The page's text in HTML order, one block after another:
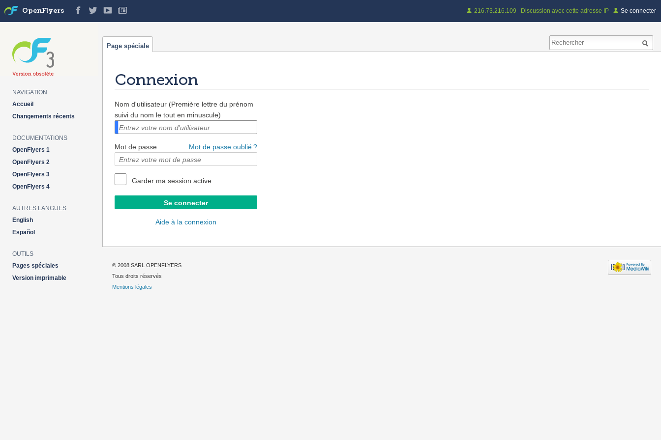
Connexion
Nom d'utilisateur (Première lettre du prénom
suivi du nom le tout en minuscule)
Mot de passe Mot de passe oublié ?
Garder ma session active
Aide à la connexion
216.73.216.109 Discussion avec cette adresse IP Se connecter
Page spéciale
OpenFlyers
NAVIGATION
Accueil
Changements récents
DOCUMENTATIONS
OpenFlyers 1
OpenFlyers 2
OpenFlyers 3
OpenFlyers 4
AUTRES LANGUES
English
Español
OUTILS
Pages spéciales
Version imprimable
© 2008 SARL OPENFLYERS
Tous droits réservés
Mentions légales